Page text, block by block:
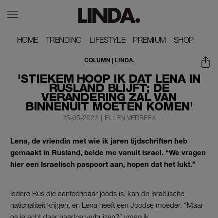
HOME
HOME TRENDING
TRENDING LIFESTYLE
LIFESTYLE PREMIUM
PREMIUM SHOP
SHOP
'STIEKEM HOOP IK DAT LENA IN
RUSLAND BLIJFT; DE
VERANDERING ZAL VAN
BINNENUIT MOETEN KOMEN'
COLUMN | LINDA.
25-05-2022 | ELLEN VERBEEK
Lena, de vriendin met wie ik jaren tijdschriften heb
gemaakt in Rusland, belde me vanuit Israel. “We vragen
hier een Israelisch paspoort aan, hopen dat het lukt.”
Iedere Rus die aantoonbaar joods is, kan de Israëlische
nationaliteit krijgen, en Lena heeft een Joodse moeder. “Maar